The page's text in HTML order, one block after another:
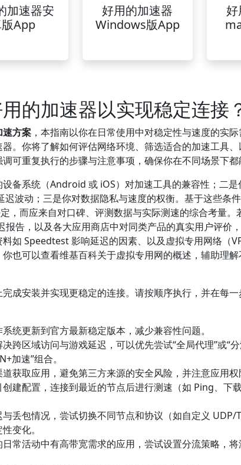
加速器安
App
好用的加速器
Windows版App
的加速器以实现稳定连接
速方案 ，本指南以你在日常使用中对稳定性与速度的实
。你将了解如何评估网络环境、筛选适合的加速工具
可重复执行的步骤与注意事项，确保你在不同场景下都
备系统（Android 或 iOS）对加速工具的兼容性；二
波动；三是你对数据隐私与速度的权衡。基于这些条
，而应来自对口碑、评测数据与实际测速的综合考量。
告，以及各大应用商店中对同类产品的真实用户评价
如 Speedtest 影响延迟的因素、以及虚拟专用网络（
也可以查看维基百科关于虚拟专用网的概述，辅助理
成安装并实现更稳定的连接。请按顺序执行，并在每
统更新到官方最新稳定版本，减少兼容性问题。
跨区域访问与游戏延迟，可以优先尝试“全局代理”或“
加速”组合。
获取应用，避免第三方来源的安全风险，并注意应用权
建配置，连接到最近的节点后进行测速（如 Ping、下
丢包情况，尝试切换不同节点和协议（如自定义 UDP/
变化。
常活动中有高带宽需求的应用，尝试设置分流策略，